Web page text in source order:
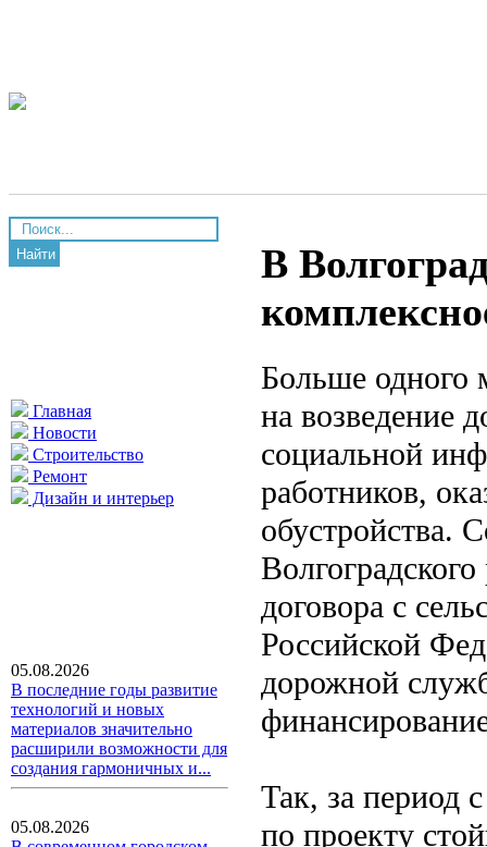
Найти
Главная
Новости
Строительство
Ремонт
Дизайн и интерьер
05.08.2026
В последние годы развитие
технологий и новых
материалов значительно
расширили возможности для
создания гармоничных и...
05.08.2026
В
Больше одного
на возведение
социальной
работников,
обустройства.
договора с
Российской
дорожной
Так, за период
по проекту